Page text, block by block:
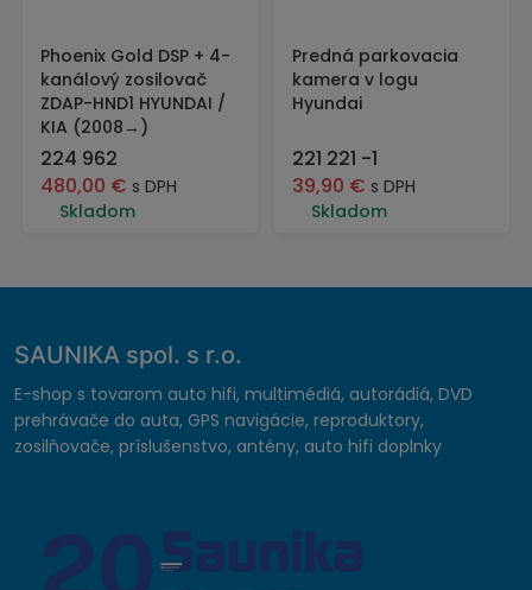
Phoenix Gold DSP + 4-
kanálový zosilovač
ZDAP-HND1 HYUNDAI /
KIA (2008→)
224 962
480,00 € s DPH
Skladom
Predná parkovacia
kamera v logu
Hyundai
221 221 -1
39,90 € s DPH
Skladom
SAUNIKA spol. s r.o.
E-shop s tovarom auto hifi, multimédiá, autorádiá, DVD
prehrávače do auta, GPS navigácie, reproduktory,
zosilňovače, príslušenstvo, antény, auto hifi doplnky